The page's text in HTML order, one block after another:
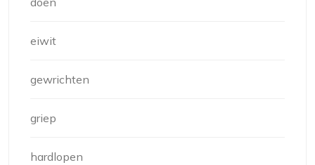
eiwit
gewrichten
griep
hardlopen